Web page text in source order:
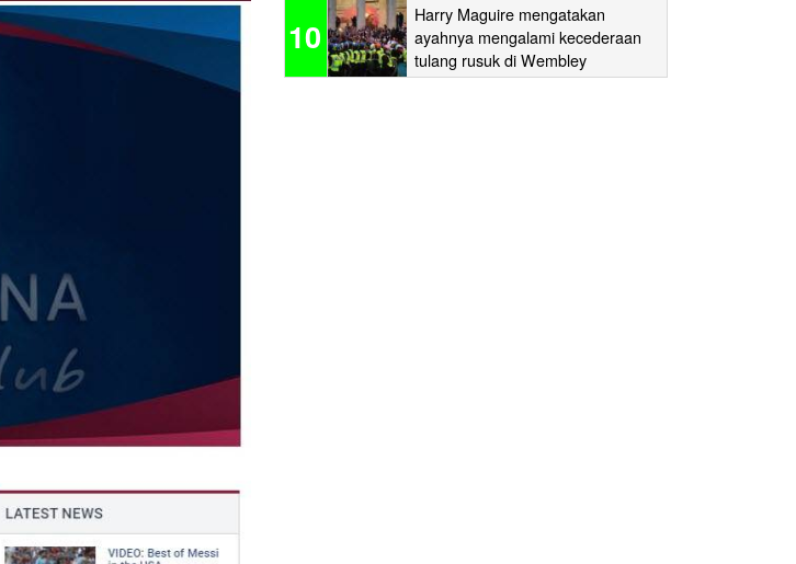
10
Harry Maguire mengatakan
ayahnya mengalami kecederaan
tulang rusuk di Wembley
‘stampede’